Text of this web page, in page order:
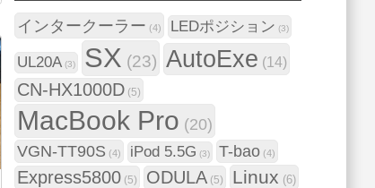
インタークーラー (4) LEDポジション (3)
UL20A (3) SX (23) AutoExe (14)
CN-HX1000D (5)
MacBook Pro (20)
VGN-TT90S (4) iPod 5.5G (3) T-bao (4)
Express5800 (5) ODULA (5) Linux (6)